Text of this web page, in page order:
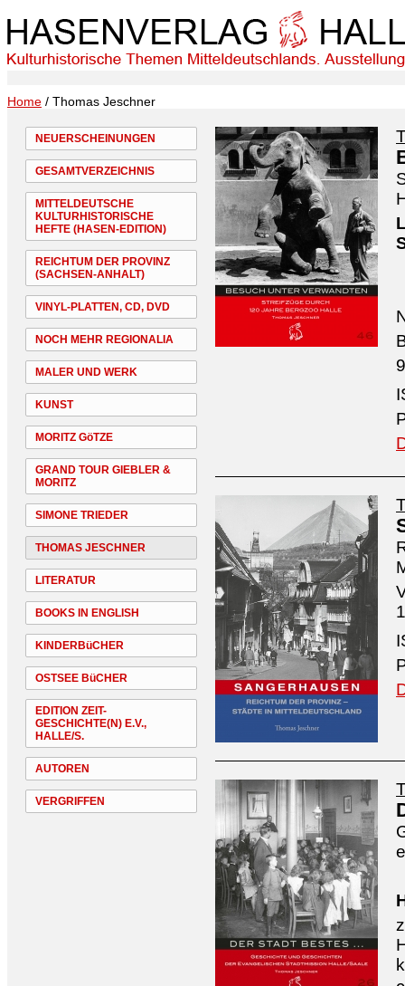
Home / Thomas Jeschner
NEUERSCHEINUNGEN
GESAMTVERZEICHNIS
MITTELDEUTSCHE
KULTURHISTORISCHE
HEFTE (HASEN-EDITION)
REICHTUM DER PROVINZ
(SACHSEN-ANHALT)
VINYL-PLATTEN, CD, DVD
NOCH MEHR REGIONALIA
MALER UND WERK
KUNST
MORITZ GöTZE
GRAND TOUR GIEBLER &
MORITZ
SIMONE TRIEDER
THOMAS JESCHNER
LITERATUR
BOOKS IN ENGLISH
KINDERBüCHER
OSTSEE BüCHER
EDITION ZEIT-
GESCHICHTE(N) E.V.,
HALLE/S.
AUTOREN
VERGRIFFEN